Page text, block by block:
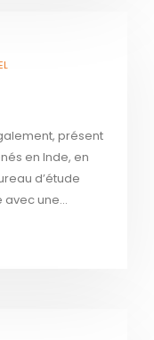
présent
en Inde, en
d’étude
une...